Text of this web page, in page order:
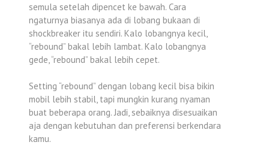
semula setelah dipencet ke bawah. Cara
ngaturnya biasanya ada di lobang bukaan di
shockbreaker itu sendiri. Kalo lobangnya kecil,
“rebound” bakal lebih lambat. Kalo lobangnya
gede, “rebound” bakal lebih cepet.
Setting “rebound” dengan lobang kecil bisa bikin
mobil lebih stabil, tapi mungkin kurang nyaman
buat beberapa orang. Jadi, sebaiknya disesuaikan
aja dengan kebutuhan dan preferensi berkendara
kamu.